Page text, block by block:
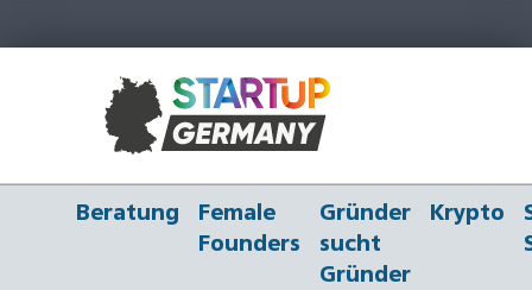
Beratung
Female
Founders
Gründer
sucht
Gründer
Krypto